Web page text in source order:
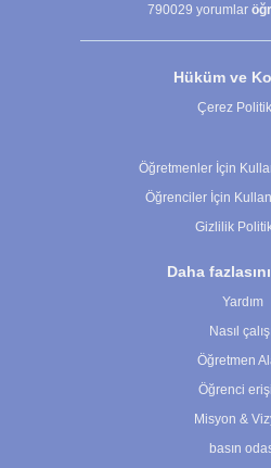
790029 yorumlar
Hüküm ve
Çerez
Öğretmenler İçin
Öğrenciler İçin
Gizlilik
Daha
Yardım
Nasıl
Öğretmen
Öğrenci
Misyon &
basın